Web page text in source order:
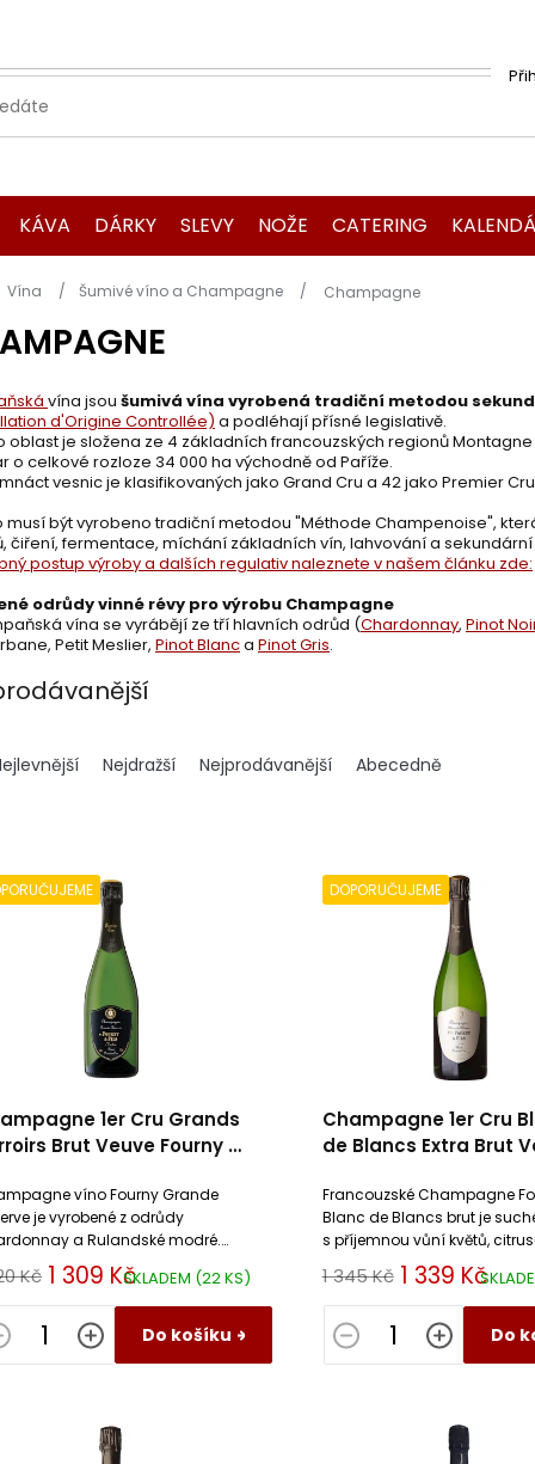
KÁVA DÁRKY SLEVY NOŽE CATERING
Vína Šumivé víno a Champagne Champagne
vína jsou šumivá vína vyrobená tradiční metodou
d'Origine Controllée) a podléhají přísné legislativě.
je složena ze 4 základních francouzských regionů Montagne
o celkové rozloze 34 000 ha východně od Paříže.
vesnic je klasifikovaných jako Grand Cru a 42 jako Premier
být vyrobeno tradiční metodou "Méthode Champenoise",
čiření, fermentace, míchání základních vín, lahvování a
postup výroby a dalších regulativ naleznete v našem článku zde:
odrůdy vinné révy pro výrobu Champagne
vína se vyrábějí ze tří hlavních odrůd (Chardonnay, Pinot
Petit Meslier, Pinot Blanca Pinot Gris.
Nejdražší Nejprodávanější Abecedně
1er Cru Grands
Brut Veuve Fourny Et
SKLADEM (22 KS)
Kč 1 309 Kč
Do košíku
víno Fourny Grande
je vyrobené z odrůdy
a Rulandské modré.
suché víno stojí na ovocné
s výraznou mineralitou.
DOPORUČUJEME
Champagne 1er Cru
de Blancs Extra Brut
1 345 Kč 1 339 Kč
Do
Francouzské Champagne
Blanc de Blancs brut je
s příjemnou vůní květů,
dužnatého ovoce. Textura
s minerálními doteky.